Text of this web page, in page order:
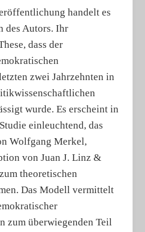
handelt es
des Autors. Ihr
dass der
zwei Jahrzehnten in
wurde. Es erscheint in
einleuchtend, das
Wolfgang Merkel,
von Juan J. Linz &
theoretischen
Das Modell vermittelt
zum überwiegenden Teil